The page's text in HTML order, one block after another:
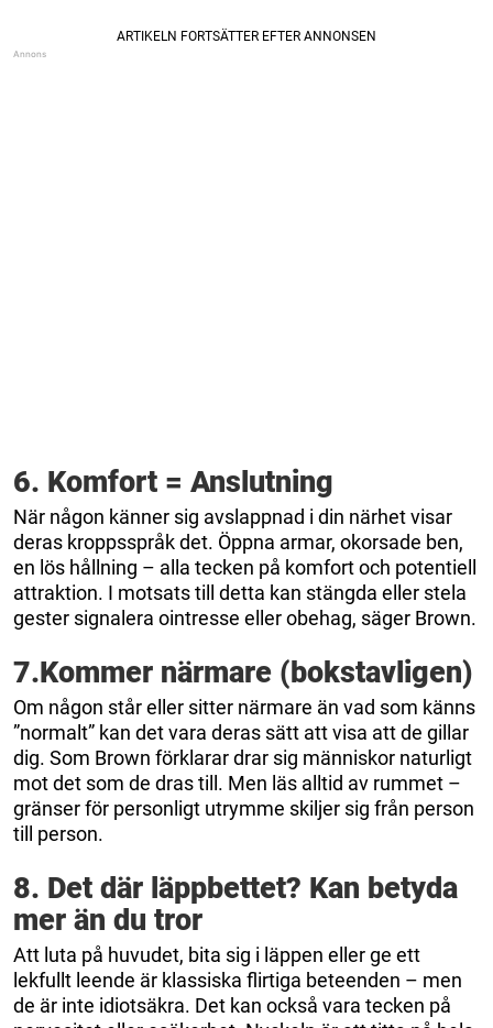
6. Komfort = Anslutning
När någon känner sig avslappnad i din närhet visar
deras kroppsspråk det. Öppna armar, okorsade ben,
en lös hållning – alla tecken på komfort och potentiell
attraktion. I motsats till detta kan stängda eller stela
gester signalera ointresse eller obehag, säger Brown.
7.Kommer närmare (bokstavligen)
Om någon står eller sitter närmare än vad som känns
”normalt” kan det vara deras sätt att visa att de gillar
dig. Som Brown förklarar drar sig människor naturligt
mot det som de dras till. Men läs alltid av rummet –
gränser för personligt utrymme skiljer sig från person
till person.
8. Det där läppbettet? Kan betyda
mer än du tror
Att luta på huvudet, bita sig i läppen eller ge ett
lekfullt leende är klassiska flirtiga beteenden – men
de är inte idiotsäkra. Det kan också vara tecken på